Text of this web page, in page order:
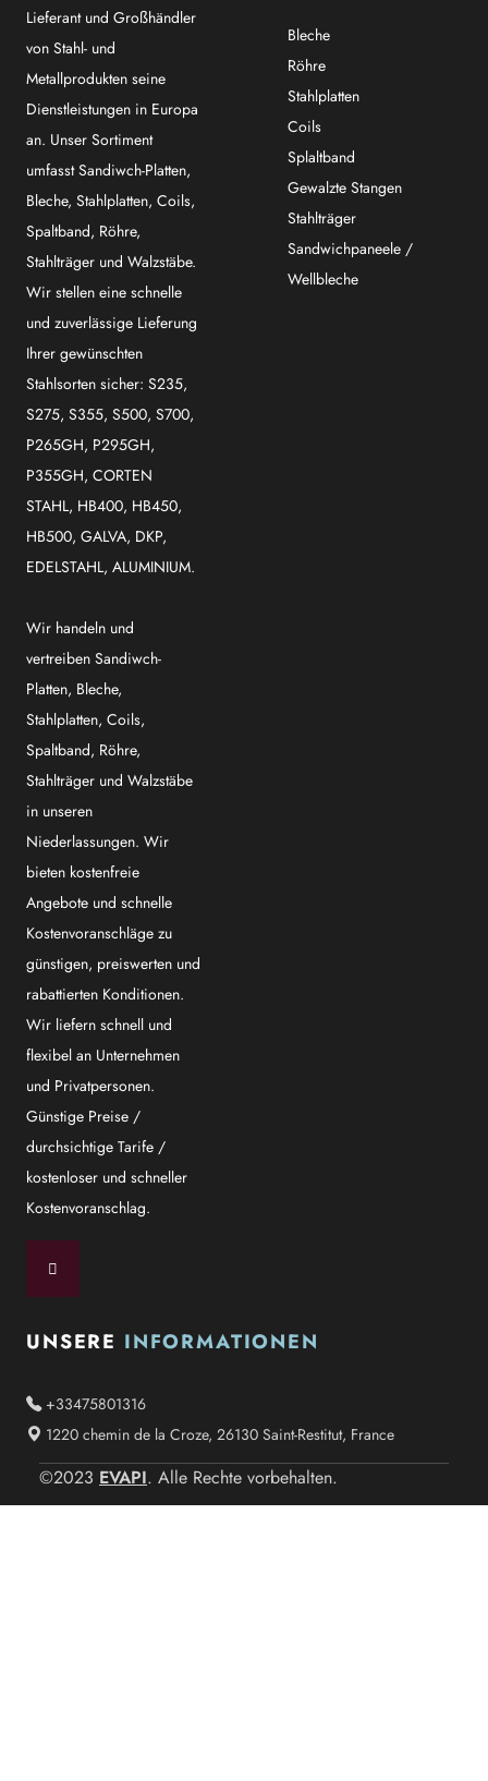
Lieferant und Großhändler
von Stahl- und
Metallprodukten seine
Dienstleistungen in Europa
an. Unser Sortiment
umfasst Sandiwch-Platten,
Bleche, Stahlplatten, Coils,
Spaltband, Röhre,
Stahlträger und Walzstäbe.
Wir stellen eine schnelle
und zuverlässige Lieferung
Ihrer gewünschten
Stahlsorten sicher: S235,
S275, S355, S500, S700,
P265GH, P295GH,
P355GH, CORTEN
STAHL, HB400, HB450,
HB500, GALVA, DKP,
EDELSTAHL, ALUMINIUM.
Wir handeln und
vertreiben Sandiwch-
Platten, Bleche,
Stahlplatten, Coils,
Spaltband, Röhre,
Stahlträger und Walzstäbe
in unseren
Niederlassungen. Wir
bieten kostenfreie
Angebote und schnelle
Kostenvoranschläge zu
günstigen, preiswerten und
rabattierten Konditionen.
Wir liefern schnell und
flexibel an Unternehmen
und Privatpersonen.
Günstige Preise /
durchsichtige Tarife /
kostenloser und schneller
Kostenvoranschlag.
Bleche
Röhre
Stahlplatten
Coils
Splaltband
Gewalzte Stangen
Stahlträger
Sandwichpaneele /
Wellbleche
UNSERE INFORMATIONEN
+33475801316
1220 chemin de la Croze, 26130 Saint-Restitut, France
©2023 EVAPI. Alle Rechte vorbehalten.